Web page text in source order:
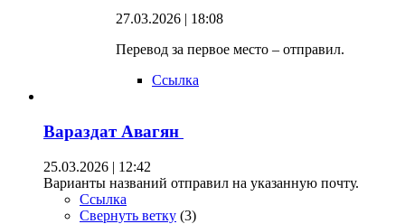
27.03.2026 | 18:08
Перевод за первое место – отправил.
Ссылка
Вараздат Авагян
25.03.2026 | 12:42
Варианты названий отправил на указанную почту.
Ссылка
Свернуть ветку (3)